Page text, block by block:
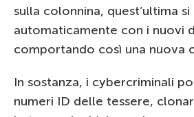
sulla colonnina, quest’ultima
automaticamente con i nuovi
comportando così una nuova
In sostanza, i cybercriminali
numeri ID delle tessere,